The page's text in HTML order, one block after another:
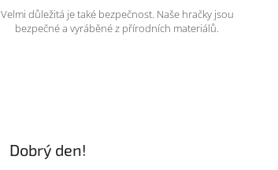
Velmi důležitá je také bezpečnost. Naše hračky jsou
bezpečné a vyráběné z přírodních materiálů.
Dobrý den!